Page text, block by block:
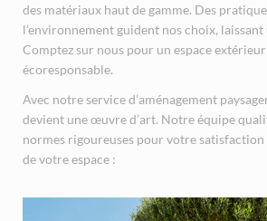
des matériaux haut de gamme. Des
l’environnement guident nos choix,
Comptez sur nous pour un espace
écoresponsable.
Avec notre service d’aménagement
devient une œuvre d’art. Notre équipe
normes rigoureuses pour votre satisfaction
de votre espace :